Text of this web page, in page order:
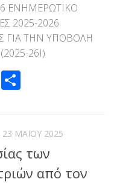
ΕΝΗΜΕΡΩΤΙΚΟ
2025-2026
ΓΙΑ ΤΗΝ ΥΠΟΒΟΛΗ
26Ι)
Copy
23 ΜΑΪ́ΟΥ 2025
των
από τον